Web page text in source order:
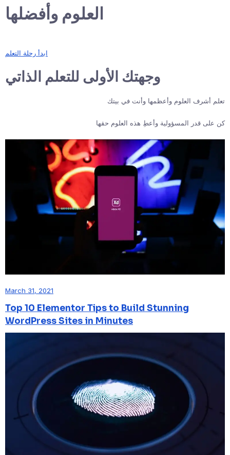
العلوم وأفضلها
ابدأ رحلة التعلم
وجهتك الأولى للتعلم الذاتي
تعلم أشرف العلوم وأعظمها وأنت في بيتك
كن على قدر المسؤولية وأعطِ هذه العلوم حقها
March 31, 2021
Top 10 Elementor Tips to Build Stunning
WordPress Sites in Minutes